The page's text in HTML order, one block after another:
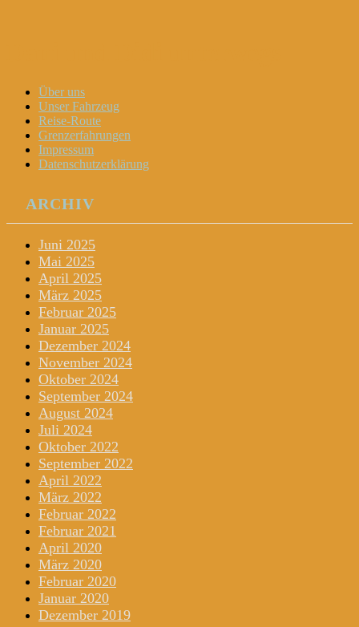
Menu
Widgets
Search
Skip
content
Über uns
Unser Fahrzeug
Reise-Route
Grenzerfahrungen
Impressum
Datenschutzerklärung
ARCHIV
Juni 2025
Mai 2025
April 2025
März 2025
Februar 2025
Januar 2025
Dezember 2024
November 2024
Oktober 2024
September 2024
August 2024
Juli 2024
Oktober 2022
September 2022
April 2022
März 2022
Februar 2022
Februar 2021
April 2020
März 2020
Februar 2020
Januar 2020
Dezember 2019